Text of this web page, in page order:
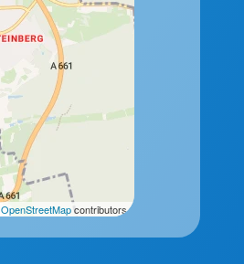
OpenStreetMapcontributors.